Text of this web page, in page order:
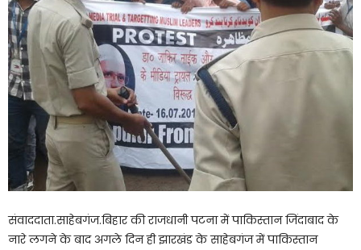
संवाददाता.साहेबगंज.बिहार की राजधानी पटना में पाकिस्तान जिंदाबाद के
नारे लगने के बाद अगले दिन ही झारखंड के साहेबगंज में पाकिस्तान